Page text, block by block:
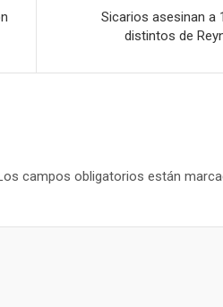
Sicarios asesinan a
distintos de
campos obligatorios están